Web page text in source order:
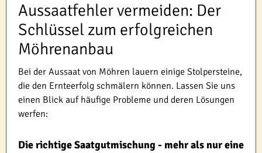
Aussaatfehler vermeiden: Der
Schlüssel zum erfolgreichen
Möhrenanbau
Bei der Aussaat von Möhren lauern einige Stolpersteine,
die den Ernteerfolg schmälern können. Lassen Sie uns
einen Blick auf häufige Probleme und deren Lösungen
werfen:
Die richtige Saatgutmischung - mehr als nur eine